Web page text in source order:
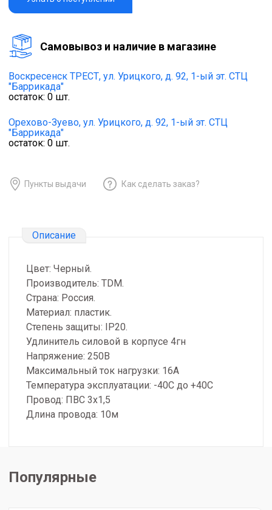
Cамовывоз и наличие в магазине
Воскресенск ТРЕСТ, ул. Урицкого, д. 92, 1-ый эт. СТЦ
"Баррикада"
остаток: 0 шт.
Орехово-Зуево, ул. Урицкого, д. 92, 1-ый эт. СТЦ
"Баррикада"
остаток: 0 шт.
Пункты выдачи Как сделать заказ?
Описание
Цвет: Черный.
Производитель: TDM.
Страна: Россия.
Материал: пластик.
Степень защиты: IP20.
Удлинитель силовой в корпусе 4гн
Напряжение: 250В
Максимальный ток нагрузки: 16А
Температура эксплуатации: -40С до +40С
Провод: ПВС 3х1,5
Длина провода: 10м
Популярные